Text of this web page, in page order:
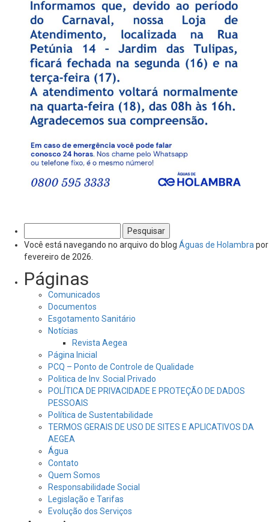
por:
Você está navegando no arquivo do blog Águas de Holambra por
fevereiro de 2026.
Páginas
Comunicados
Documentos
Esgotamento Sanitário
Notícias
Revista Aegea
Página Inicial
PCQ – Ponto de Controle de Qualidade
Politica de Inv. Social Privado
POLÍTICA DE PRIVACIDADE E PROTEÇÃO DE DADOS
PESSOAIS
Política de Sustentabilidade
TERMOS GERAIS DE USO DE SITES E APLICATIVOS DA
AEGEA
Água
Contato
Quem Somos
Responsabilidade Social
Legislação e Tarifas
Evolução dos Serviços